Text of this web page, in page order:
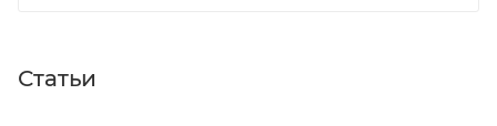
Статьи